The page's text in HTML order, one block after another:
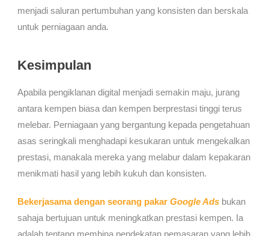
menjadi saluran pertumbuhan yang konsisten dan berskala
untuk perniagaan anda.
Kesimpulan
Apabila pengiklanan digital menjadi semakin maju, jurang
antara kempen biasa dan kempen berprestasi tinggi terus
melebar. Perniagaan yang bergantung kepada pengetahuan
asas seringkali menghadapi kesukaran untuk mengekalkan
prestasi, manakala mereka yang melabur dalam kepakaran
menikmati hasil yang lebih kukuh dan konsisten.
Bekerjasama dengan seorang pakar Google Adsbukan
sahaja bertujuan untuk meningkatkan prestasi kempen. Ia
adalah tentang membina pendekatan pemasaran yang lebih